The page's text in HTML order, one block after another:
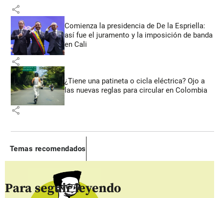
share
Comienza la presidencia de De la Espriella:
así fue el juramento y la imposición de banda
en Cali
share
¿Tiene una patineta o cicla eléctrica? Ojo a
las nuevas reglas para circular en Colombia
share
Temas recomendados
Para seguir leyendo